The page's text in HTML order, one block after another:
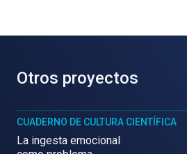
Otros proyectos
CUADERNO DE CULTURA CIENTÍFICA
La ingesta emocional